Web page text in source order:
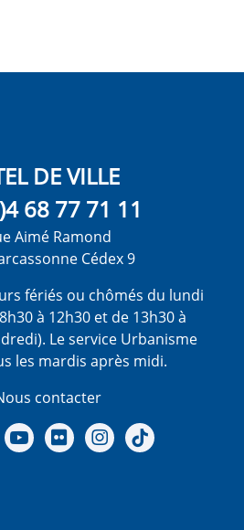
DE VILLE
68 77 71 11
Aimé Ramond
Cédex 9
fériés ou chômés du lundi
à 12h30 et de 13h30 à
Le service Urbanisme
les mardis après midi.
contacter
Facebook
Notre X - (twitter)
Notre chaine Youtube
Notre Gallerie sur Flickr
Notre Instagram